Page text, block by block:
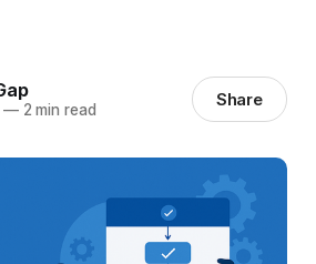
—2 min read Share